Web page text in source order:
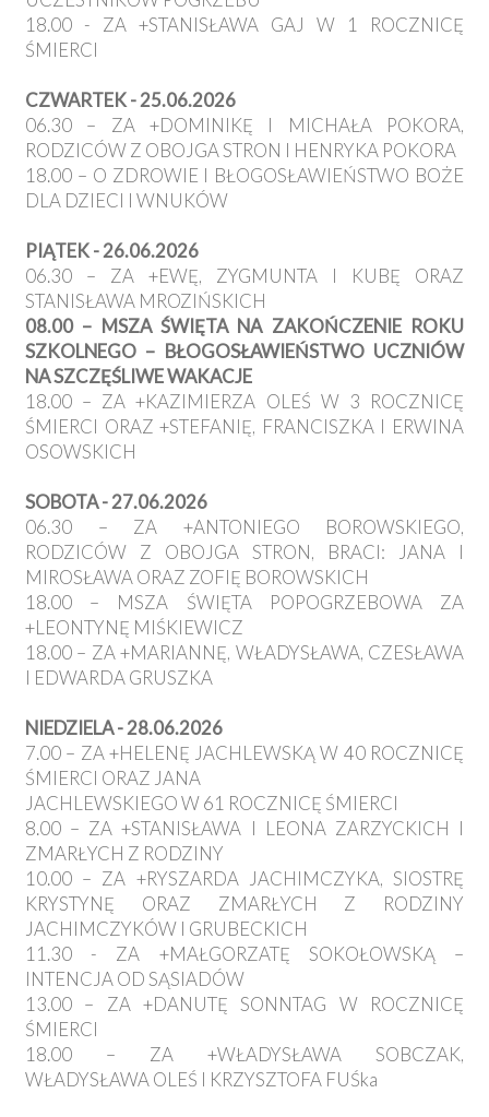
18.00 - ZA +STANISŁAWA GAJ W 1 ROCZNICĘ
ŚMIERCI
CZWARTEK - 25.06.2026
06.30 – ZA +DOMINIKĘ I MICHAŁA POKORA,
RODZICÓW Z OBOJGA STRON I HENRYKA POKORA
18.00 – O ZDROWIE I BŁOGOSŁAWIEŃSTWO BOŻE
DLA DZIECI I WNUKÓW
PIĄTEK - 26.06.2026
06.30 – ZA +EWĘ, ZYGMUNTA I KUBĘ ORAZ
STANISŁAWA MROZIŃSKICH
08.00 – MSZA ŚWIĘTA NA ZAKOŃCZENIE ROKU
SZKOLNEGO – BŁOGOSŁAWIEŃSTWO UCZNIÓW
NA SZCZĘŚLIWE WAKACJE
18.00 – ZA +KAZIMIERZA OLEŚ W 3 ROCZNICĘ
ŚMIERCI ORAZ +STEFANIĘ, FRANCISZKA I ERWINA
OSOWSKICH
SOBOTA - 27.06.2026
06.30 – ZA +ANTONIEGO BOROWSKIEGO,
RODZICÓW Z OBOJGA STRON, BRACI: JANA I
MIROSŁAWA ORAZ ZOFIĘ BOROWSKICH
18.00 – MSZA ŚWIĘTA POPOGRZEBOWA ZA
+LEONTYNĘ MIŚKIEWICZ
18.00 – ZA +MARIANNĘ, WŁADYSŁAWA, CZESŁAWA
I EDWARDA GRUSZKA
NIEDZIELA - 28.06.2026
7.00 – ZA +HELENĘ JACHLEWSKĄ W 40 ROCZNICĘ
ŚMIERCI ORAZ JANA
JACHLEWSKIEGO W 61 ROCZNICĘ ŚMIERCI
8.00 – ZA +STANISŁAWA I LEONA ZARZYCKICH I
ZMARŁYCH Z RODZINY
10.00 – ZA +RYSZARDA JACHIMCZYKA, SIOSTRĘ
KRYSTYNĘ ORAZ ZMARŁYCH Z RODZINY
JACHIMCZYKÓW I GRUBECKICH
11.30 - ZA +MAŁGORZATĘ SOKOŁOWSKĄ –
INTENCJA OD SĄSIADÓW
13.00 – ZA +DANUTĘ SONNTAG W ROCZNICĘ
ŚMIERCI
18.00 – ZA +WŁADYSŁAWA SOBCZAK,
WŁADYSŁAWA OLEŚ I KRZYSZTOFA FUŚka